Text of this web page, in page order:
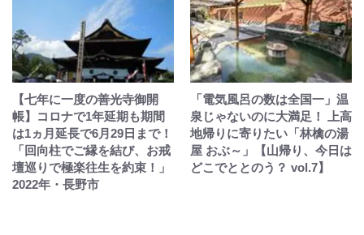
【七年に一度の善光寺御開
帳】コロナで1年延期も期間
は1ヵ月延長で6月29日まで！
「回向柱でご縁を結び、お戒
壇巡りで極楽往生を約束！」
2022年・長野市
「電気風呂の数は全国一」温
泉じゃないのに大満足！ 上高
地帰りに寄りたい「林檎の湯
屋 おぶ～」【山帰り、今日は
どこでととのう？ vol.7】